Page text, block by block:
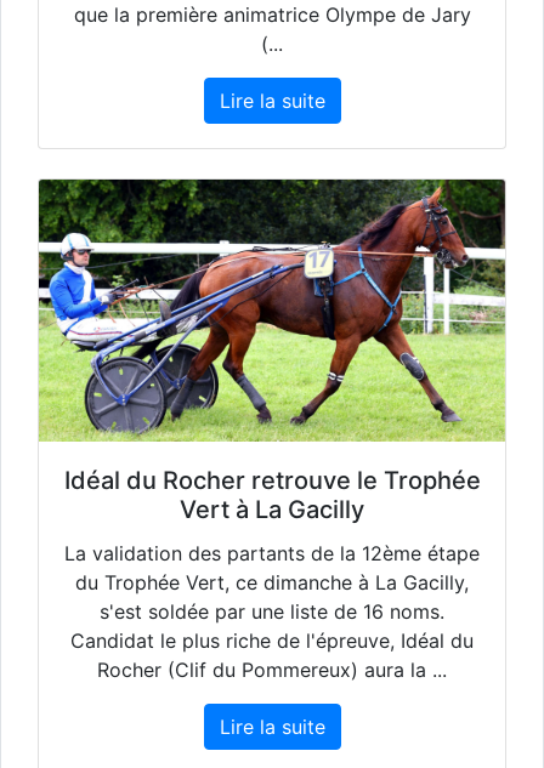
que la première animatrice Olympe de Jary
(...
Lire la suite
Idéal du Rocher retrouve le Trophée
Vert à La Gacilly
La validation des partants de la 12ème étape
du Trophée Vert, ce dimanche à La Gacilly,
s'est soldée par une liste de 16 noms.
Candidat le plus riche de l'épreuve, Idéal du
Rocher (Clif du Pommereux) aura la ...
Lire la suite